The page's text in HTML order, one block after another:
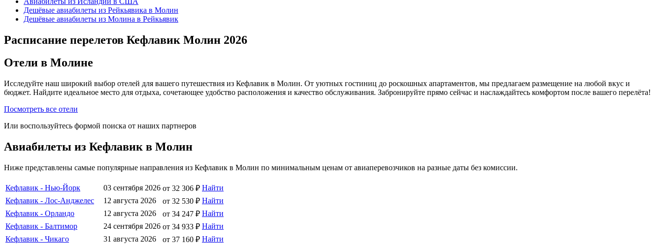
Дешёвые авиабилеты из Рейкьявика в Молин
Дешёвые авиабилеты из Молина в Рейкьявик
Расписание перелетов Кефлавик Молин 2026
Отели в Молине
Исследуйте наш широкий выбор отелей для вашего путешествия из Кефлавик в Молин. От уютных гостиниц до роскошных апартаментов, мы предлагаем размещение на любой вкус и
бюджет. Найдите идеальное место для отдыха, сочетающее удобство расположения и качество обслуживания. Забронируйте прямо сейчас и наслаждайтесь комфортом после вашего перелёта!
Посмотреть все отели
Или воспользуйтесь формой поиска от наших партнеров
Авиабилеты из Кефлавик в Молин
Ниже представлены самые популярные направления из Кефлавик в Молин по минимальным ценам от авиаперевозчиков на разные даты без комиссии.
Кефлавик - Нью-Йорк 03 сентября 2026 от 32 306 ₽ Найти
Кефлавик - Лос-Анджелес
12 августа 2026 от 32 530 ₽ Найти
Кефлавик - Орландо
12 августа 2026 от 34 247 ₽ Найти
Кефлавик - Балтимор
24 сентября 2026 от 34 933 ₽ Найти
Кефлавик - Чикаго
31 августа 2026 от 37 160 ₽ Найти